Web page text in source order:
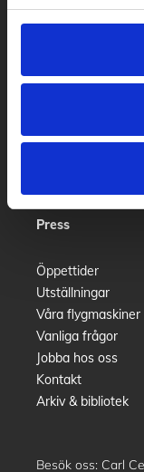
Konferens &
Press
Öppettider
Utställningar
Våra flygmaskiner
Vanliga frågor
Jobba hos oss
Kontakt
Arkiv & bibliotek
Besök oss: Carl